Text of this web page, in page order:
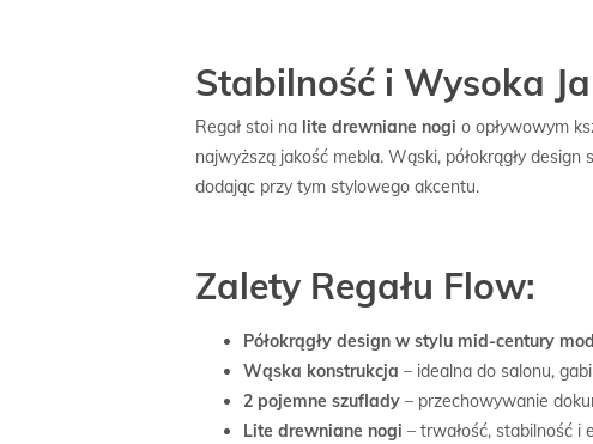
Stabilność i Wysoka
Regał stoi na lite drewniane nogi o opływowym
najwyższą jakość mebla. Wąski, półokrągły
dodając przy tym stylowego akcentu.
Zalety Regału Flow:
Półokrągły design w stylu mid-century
Wąska konstrukcja – idealna do salonu,
2 pojemne szuflady – przechowywanie
Lite drewniane nogi – trwałość, stabilność i